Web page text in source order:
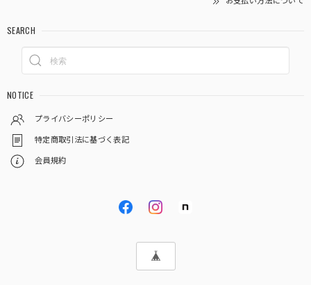
SEARCH
NOTICE
プライバシーポリシー
特定商取引法に基づく表記
会員規約